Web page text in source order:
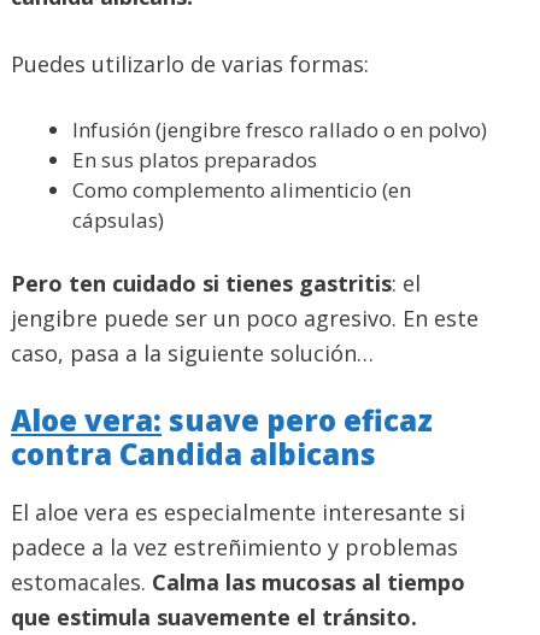
Puedes utilizarlo de varias formas:
Infusión (jengibre fresco rallado o en polvo)
En sus platos preparados
Como complemento alimenticio (en
cápsulas)
Pero ten cuidado si tienes gastritis: el
jengibre puede ser un poco agresivo. En este
caso, pasa a la siguiente solución…
Aloe vera: suave pero eficaz
contra Candida albicans
El aloe vera es especialmente interesante si
padece a la vez estreñimiento y problemas
estomacales. Calma las mucosas al tiempo
que estimula suavemente el tránsito.